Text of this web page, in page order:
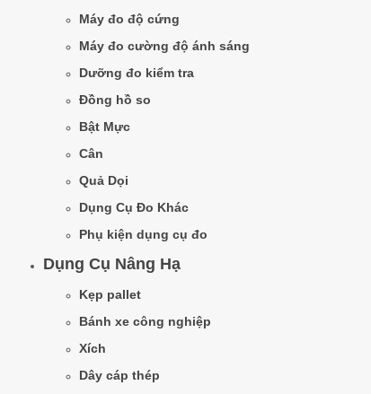
Máy đo độ cứng
Máy đo cường độ ánh sáng
Dưỡng đo kiểm tra
Đồng hồ so
Bật Mực
Cân
Quả Dọi
Dụng Cụ Đo Khác
Phụ kiện dụng cụ đo
Dụng Cụ Nâng Hạ
Kẹp pallet
Bánh xe công nghiệp
Xích
Dây cáp thép